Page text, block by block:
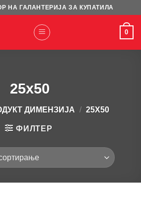
НА ГАЛАНТЕРИЈА ЗА КУПАТИЛА
0
25x50
ДИМЕНЗИЈА / 25X50
ФИЛТЕР